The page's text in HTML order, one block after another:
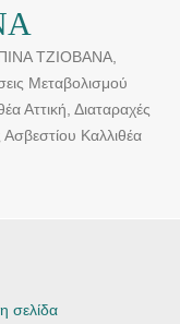
ΤΖΙΟΒΑΝΑ,
Μεταβολισμού
Αττική, Διαταραχές
Καλλιθέα
σελίδα